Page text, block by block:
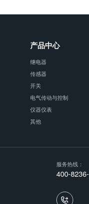
产品中心
继电器
传感器
开关
电气传动与控制
仪器仪表
其他
服务热线：
400-